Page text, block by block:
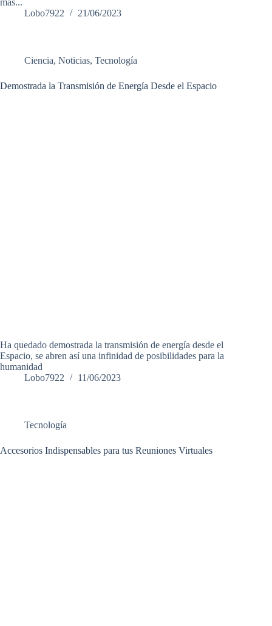
más...
Lobo7922
21/06/2023
Ciencia, Noticias, Tecnología
Demostrada la Transmisión de Energía Desde el Espacio
Ha quedado demostrada la transmisión de energía desde el
Espacio, se abren así una infinidad de posibilidades para la
humanidad
Lobo7922
11/06/2023
Tecnología
Accesorios Indispensables para tus Reuniones Virtuales